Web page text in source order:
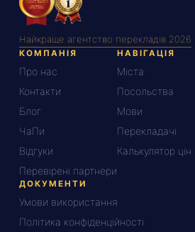
Найкраще агентство перекладів 2026
КОМПАНІЯ
Про нас
Контакти
Блог
ЧаПи
Відгуки
Перевірені партнери
НАВІГАЦІЯ
Міста
Посольства
Мови
Перекладачі
Калькулятор цін
ДОКУМЕНТИ
Умови використання
Політика конфіденційності